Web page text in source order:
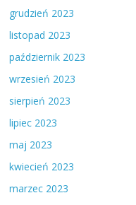
grudzień 2023
listopad 2023
październik 2023
wrzesień 2023
sierpień 2023
lipiec 2023
maj 2023
kwiecień 2023
marzec 2023